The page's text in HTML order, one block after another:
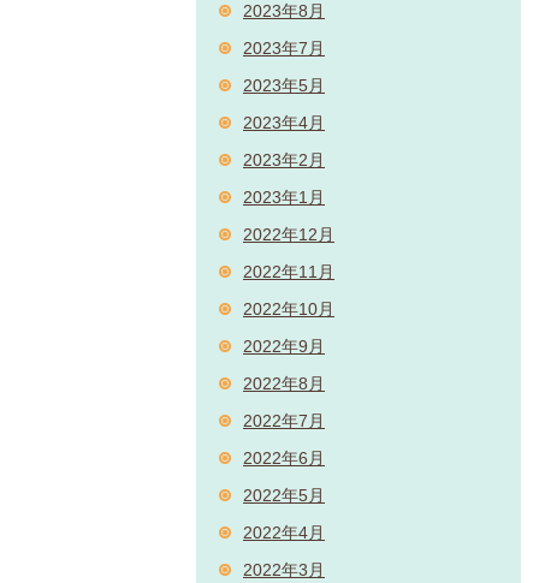
2023年8月
2023年7月
2023年5月
2023年4月
2023年2月
2023年1月
2022年12月
2022年11月
2022年10月
2022年9月
2022年8月
2022年7月
2022年6月
2022年5月
2022年4月
2022年3月